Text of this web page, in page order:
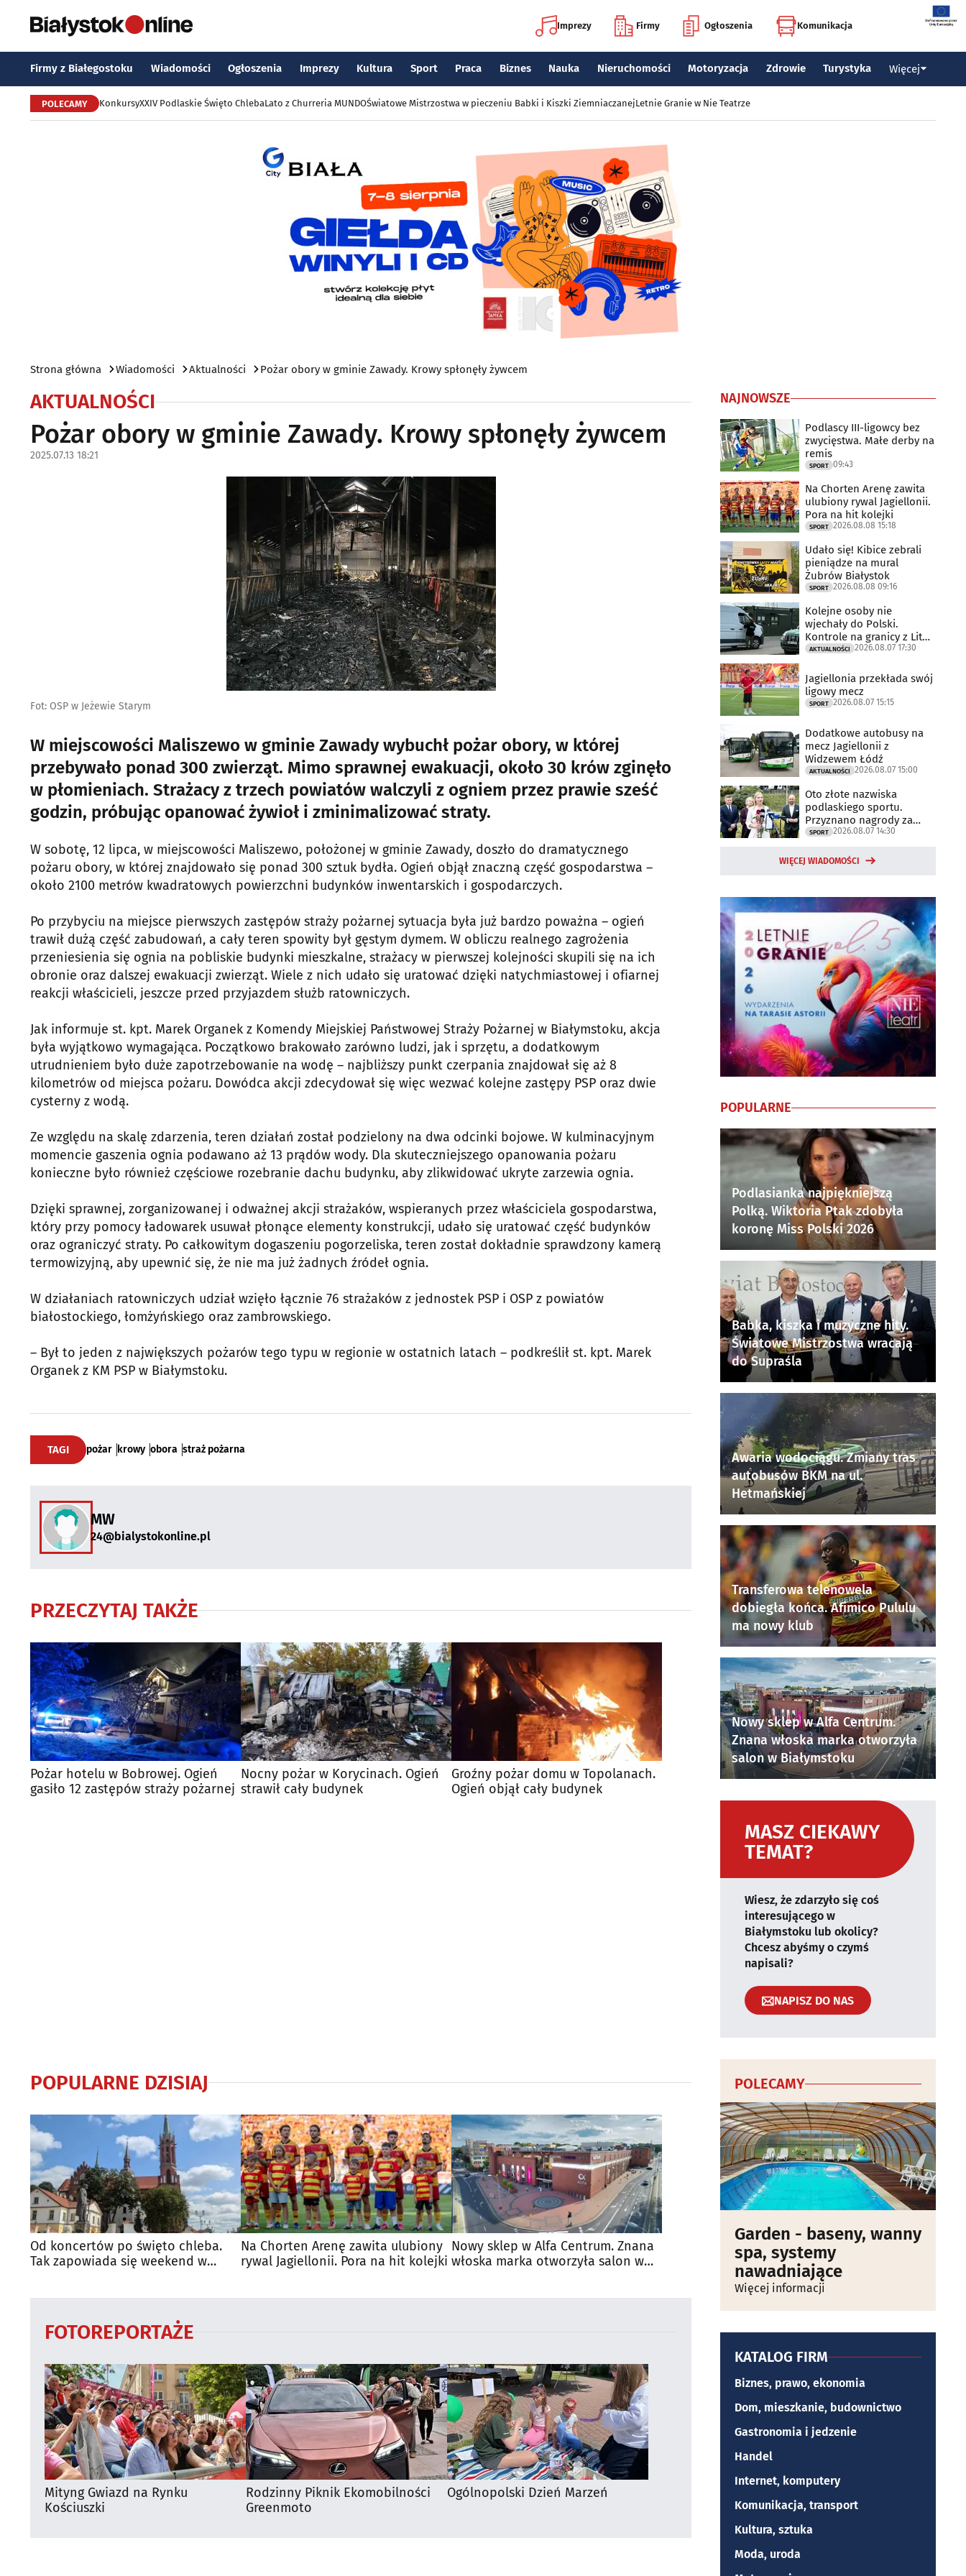
Imprezy Firmy Ogłoszenia Komunikacja
Firmy z Białegostoku Wiadomości Ogłoszenia Imprezy Kultura Sport Praca Biznes Nauka Nieruchomości Motoryzacja Zdrowie Turystyka Więcej
POLECAMY KonkursyXXIV Podlaskie Święto ChlebaLato z Churreria MUNDOŚwiatowe Mistrzostwa w pieczeniu Babki i Kiszki ZiemniaczanejLetnie Granie w Nie Teatrze
Strona główna Wiadomości Aktualności Pożar obory w gminie Zawady. Krowy spłonęły żywcem
AKTUALNOŚCI
Pożar obory w gminie Zawady. Krowy spłonęły żywcem
2025.07.13 18:21
Fot: OSP w Jeżewie Starym
W miejscowości Maliszewo w gminie Zawady wybuchł pożar obory, w której
przebywało ponad 300 zwierząt. Mimo sprawnej ewakuacji, około 30 krów zginęło
w płomieniach. Strażacy z trzech powiatów walczyli z ogniem przez prawie sześć
godzin, próbując opanować żywioł i zminimalizować straty.
W sobotę, 12 lipca, w miejscowości Maliszewo, położonej w gminie Zawady, doszło do dramatycznego
pożaru obory, w której znajdowało się ponad 300 sztuk bydła. Ogień objął znaczną część gospodarstwa –
około 2100 metrów kwadratowych powierzchni budynków inwentarskich i gospodarczych.
Po przybyciu na miejsce pierwszych zastępów straży pożarnej sytuacja była już bardzo poważna – ogień
trawił dużą część zabudowań, a cały teren spowity był gęstym dymem. W obliczu realnego zagrożenia
przeniesienia się ognia na pobliskie budynki mieszkalne, strażacy w pierwszej kolejności skupili się na ich
obronie oraz dalszej ewakuacji zwierząt. Wiele z nich udało się uratować dzięki natychmiastowej i ofiarnej
reakcji właścicieli, jeszcze przed przyjazdem służb ratowniczych.
Jak informuje st. kpt. Marek Organek z Komendy Miejskiej Państwowej Straży Pożarnej w Białymstoku, akcja
była wyjątkowo wymagająca. Początkowo brakowało zarówno ludzi, jak i sprzętu, a dodatkowym
utrudnieniem było duże zapotrzebowanie na wodę – najbliższy punkt czerpania znajdował się aż 8
kilometrów od miejsca pożaru. Dowódca akcji zdecydował się więc wezwać kolejne zastępy PSP oraz dwie
cysterny z wodą.
Ze względu na skalę zdarzenia, teren działań został podzielony na dwa odcinki bojowe. W kulminacyjnym
momencie gaszenia ognia podawano aż 13 prądów wody. Dla skuteczniejszego opanowania pożaru
konieczne było również częściowe rozebranie dachu budynku, aby zlikwidować ukryte zarzewia ognia.
Dzięki sprawnej, zorganizowanej i odważnej akcji strażaków, wspieranych przez właściciela gospodarstwa,
który przy pomocy ładowarek usuwał płonące elementy konstrukcji, udało się uratować część budynków
oraz ograniczyć straty. Po całkowitym dogaszeniu pogorzeliska, teren został dokładnie sprawdzony kamerą
termowizyjną, aby upewnić się, że nie ma już żadnych źródeł ognia.
W działaniach ratowniczych udział wzięło łącznie 76 strażaków z jednostek PSP i OSP z powiatów
białostockiego, łomżyńskiego oraz zambrowskiego.
– Był to jeden z największych pożarów tego typu w regionie w ostatnich latach – podkreślił st. kpt. Marek
Organek z KM PSP w Białymstoku.
TAGI pożar krowy obora straż pożarna
MW
24@bialystokonline.pl
PRZECZYTAJ TAKŻE
Pożar hotelu w Bobrowej. Ogień
gasiło 12 zastępów straży pożarnej
Nocny pożar w Korycinach. Ogień
strawił cały budynek
Groźny pożar domu w Topolanach.
Ogień objął cały budynek
POPULARNE DZISIAJ
Od koncertów po święto chleba.
Tak zapowiada się weekend w
Na Chorten Arenę zawita ulubiony
rywal Jagiellonii. Pora na hit kolejki
Nowy sklep w Alfa Centrum. Znana
włoska marka otworzyła salon w
FOTOREPORTAŻE
Mityng Gwiazd na Rynku
Kościuszki
Rodzinny Piknik Ekomobilności
Greenmoto
Ogólnopolski Dzień Marzeń
NAJNOWSZE
Podlascy III-ligowcy bez
zwycięstwa. Małe derby na
remis
SPORT 09:43
Na Chorten Arenę zawita
ulubiony rywal Jagiellonii.
Pora na hit kolejki
SPORT 2026.08.08 15:18
Udało się! Kibice zebrali
pieniądze na mural
Żubrów Białystok
SPORT 2026.08.08 09:16
Kolejne osoby nie
wjechały do Polski.
Kontrole na granicy z Litwą
trwają
AKTUALNOŚCI 2026.08.07 17:30
Jagiellonia przekłada swój
ligowy mecz
SPORT 2026.08.07 15:15
Dodatkowe autobusy na
mecz Jagiellonii z
Widzewem Łódź
AKTUALNOŚCI 2026.08.07 15:00
Oto złote nazwiska
podlaskiego sportu.
Przyznano nagrody za
2025 rok
SPORT 2026.08.07 14:30
WIĘCEJ WIADOMOŚCI
POPULARNE
Podlasianka najpiękniejszą
Polką. Wiktoria Ptak zdobyła
koronę Miss Polski 2026
Babka, kiszka i muzyczne hity.
Światowe Mistrzostwa wracają
do Supraśla
Awaria wodociągu. Zmiany tras
autobusów BKM na ul.
Hetmańskiej
Transferowa telenowela
dobiegła końca. Afimico Pululu
ma nowy klub
Nowy sklep w Alfa Centrum.
Znana włoska marka otworzyła
salon w Białymstoku
MASZ CIEKAWY
TEMAT?
Wiesz, że zdarzyło się coś
interesującego w
Białymstoku lub okolicy?
Chcesz abyśmy o czymś
napisali?
NAPISZ DO NAS
POLECAMY
Garden - baseny, wanny
spa, systemy
nawadniające
Więcej informacji
KATALOG FIRM
Biznes, prawo, ekonomia
Dom, mieszkanie, budownictwo
Gastronomia i jedzenie
Handel
Internet, komputery
Komunikacja, transport
Kultura, sztuka
Moda, uroda